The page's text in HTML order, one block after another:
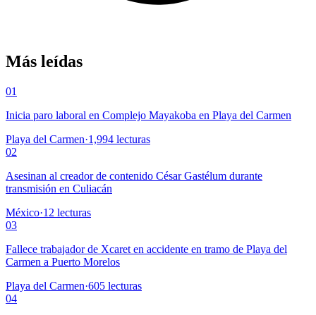
Más leídas
01
Inicia paro laboral en Complejo Mayakoba en Playa del Carmen
Playa del Carmen·1,994 lecturas
02
Asesinan al creador de contenido César Gastélum durante
transmisión en Culiacán
México·12 lecturas
03
Fallece trabajador de Xcaret en accidente en tramo de Playa del
Carmen a Puerto Morelos
Playa del Carmen·605 lecturas
04